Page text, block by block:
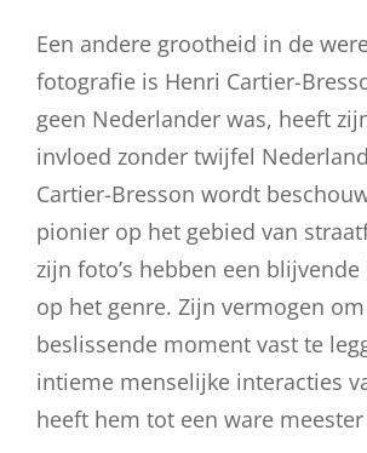
Een andere grootheid in de
fotografie is Henri Cartier-
geen Nederlander was, heeft
invloed zonder twijfel
Cartier-Bresson wordt
pionier op het gebied van
zijn foto’s hebben een
op het genre. Zijn vermogen
beslissende moment vast te
intieme menselijke interacties
heeft hem tot een ware